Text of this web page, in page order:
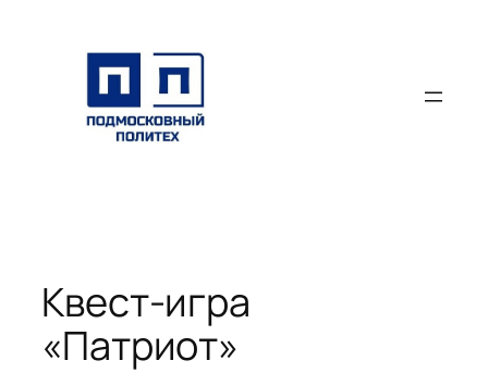
содержимому
Квест-игра
«Патриот»